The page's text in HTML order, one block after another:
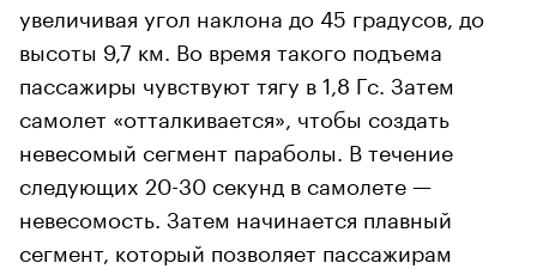
увеличивая угол наклона до 45 градусов, до
высоты 9,7 км. Во время такого подъема
пассажиры чувствуют тягу в 1,8 Гс. Затем
самолет «отталкивается», чтобы создать
невесомый сегмент параболы. В течение
следующих 20-30 секунд в самолете —
невесомость. Затем начинается плавный
сегмент, который позволяет пассажирам